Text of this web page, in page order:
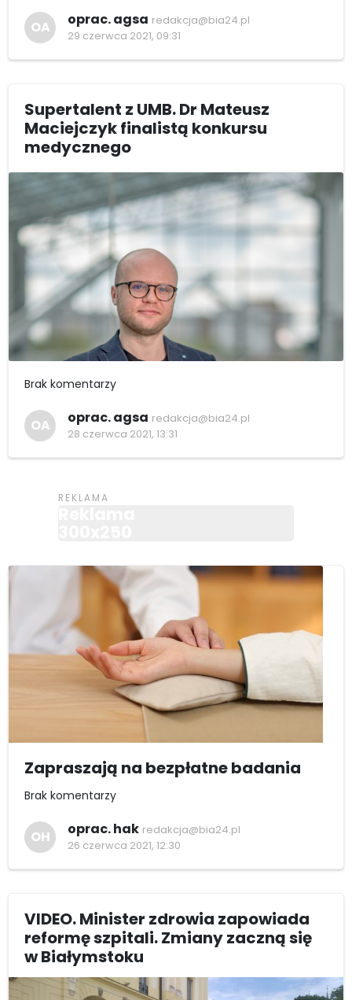
OA oprac. agsa redakcja@bia24.pl
29 czerwca 2021, 09:31
Supertalent z UMB. Dr Mateusz
Maciejczyk finalistą konkursu
medycznego
Brak komentarzy
OA oprac. agsa redakcja@bia24.pl
28 czerwca 2021, 13:31
Zapraszają na bezpłatne badania
Brak komentarzy
OH oprac. hak redakcja@bia24.pl
26 czerwca 2021, 12:30
VIDEO. Minister zdrowia zapowiada
reformę szpitali. Zmiany zaczną się
w Białymstoku